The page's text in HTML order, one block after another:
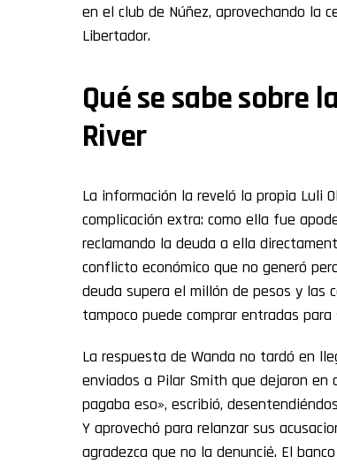
en el club de Núñez, aprovechando la
Libertador.
Qué se sabe sobre
River
La información la reveló la propia Luli
complicación extra: como ella fue
reclamando la deuda a ella
conflicto económico que no generó
deuda supera el millón de pesos y las
tampoco puede comprar entradas
La respuesta de Wanda no tardó en
enviados a Pilar Smith que dejaron en
pagaba eso», escribió,
Y aprovechó para relanzar sus
agradezca que no la denuncié. El